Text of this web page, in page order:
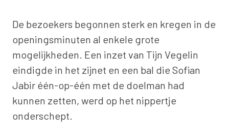
De bezoekers begonnen sterk en kregen in de
openingsminuten al enkele grote
mogelijkheden. Een inzet van Tijn Vegelin
eindigde in het zijnet en een bal die Sofian
Jabir één-op-één met de doelman had
kunnen zetten, werd op het nippertje
onderschept.